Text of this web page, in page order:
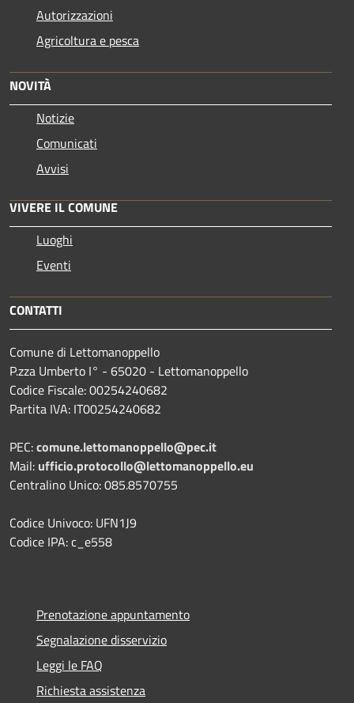
Autorizzazioni
Agricoltura e pesca
NOVITÀ
Notizie
Comunicati
Avvisi
VIVERE IL COMUNE
Luoghi
Eventi
CONTATTI
Comune di Lettomanoppello
P.zza Umberto I° - 65020 - Lettomanoppello
Codice Fiscale: 00254240682
Partita IVA: IT00254240682
PEC:comune.lettomanoppello@pec.it
Mail: ufficio.protocollo@lettomanoppello.eu
Centralino Unico: 085.8570755
Codice Univoco: UFN1J9
Codice IPA: c_e558
Prenotazione appuntamento
Segnalazione disservizio
Leggi le FAQ
Richiesta assistenza